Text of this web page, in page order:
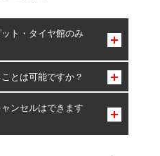
ト・タイヤ館のみ
となります。
とは可能ですか？
能です。
わせに限り、同時にご予約が
ンセルはできます